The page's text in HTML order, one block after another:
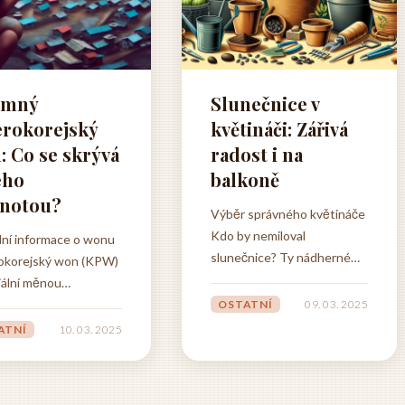
Co se skrývá
informace o wonu
won (KPW)
měnou
a návštěvníky
10. 03. 2025
Slunečnice v
květináči: Zářivá
radost i na
balkoně
Výběr správného květináče
Kdo by nemiloval
slunečnice? Ty nádherné
den otáčejí za sluncem a
velkou zahradu - i na vašem
OSTATNÍ 09. 03. 2025